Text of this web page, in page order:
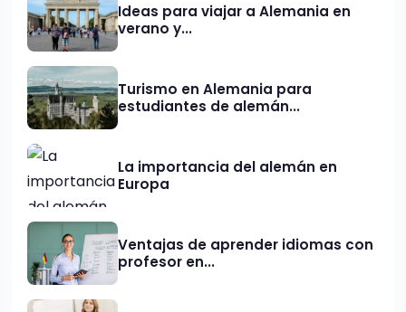
Ideas para viajar a Alemania en
verano y...
Turismo en Alemania para
estudiantes de alemán...
La importancia del alemán en
Europa
Ventajas de aprender idiomas con
profesor en...